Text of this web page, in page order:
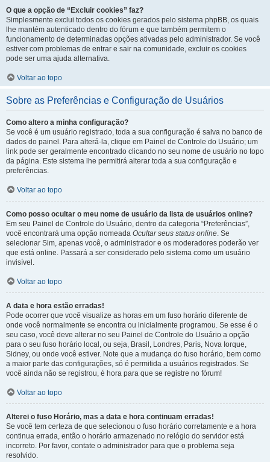
O que a opção de “Excluir cookies” faz?
Simplesmente exclui todos os cookies gerados pelo sistema phpBB, os quais
lhe mantém autenticado dentro do fórum e que também permitem o
funcionamento de determinadas opções ativadas pelo administrador. Se você
estiver com problemas de entrar e sair na comunidade, excluir os cookies
pode ser uma ajuda alternativa.
Voltar ao topo
Sobre as Preferências e Configuração de Usuários
Como altero a minha configuração?
Se você é um usuário registrado, toda a sua configuração é salva no banco de
dados do painel. Para alterá-la, clique em Painel de Controle do Usuário; um
link pode ser geralmente encontrado clicando no seu nome de usuário no topo
da página. Este sistema lhe permitirá alterar toda a sua configuração e
preferências.
Voltar ao topo
Como posso ocultar o meu nome de usuário da lista de usuários online?
Em seu Painel de Controle do Usuário, dentro da categoria “Preferências”,
você encontrará uma opção nomeada Ocultar seus status online. Se
selecionar Sim, apenas você, o administrador e os moderadores poderão ver
que está online. Passará a ser considerado pelo sistema como um usuário
invisível.
Voltar ao topo
A data e hora estão erradas!
Pode ocorrer que você visualize as horas em um fuso horário diferente de
onde você normalmente se encontra ou inicialmente programou. Se esse é o
seu caso, você deve alterar no seu Painel de Controle do Usuário a opção
para o seu fuso horário local, ou seja, Brasil, Londres, Paris, Nova Iorque,
Sidney, ou onde você estiver. Note que a mudança do fuso horário, bem como
a maior parte das configurações, só é permitida a usuários registrados. Se
você ainda não se registrou, é hora para que se registre no fórum!
Voltar ao topo
Alterei o fuso Horário, mas a data e hora continuam erradas!
Se você tem certeza de que selecionou o fuso horário corretamente e a hora
continua errada, então o horário armazenado no relógio do servidor está
incorreto. Por favor, contate o administrador para que o problema seja
resolvido.